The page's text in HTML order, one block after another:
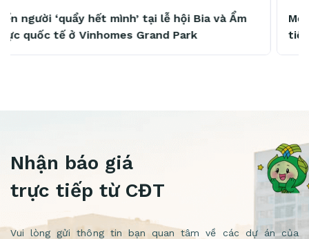
Mở 4 cơ sở chỉ trong 2 năm, chủ chuỗi spa nổi
tiếng khẳng định: “Vinhomes Grand Park là
Nhận báo giá
trực tiếp từ CĐT
Vui lòng gửi thông tin bạn quan tâm về các dự án của